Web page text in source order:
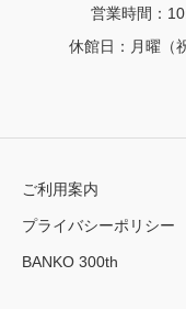
営業時間：
休館日：月曜（
ご利用案内
プライバシーポリシー
BANKO 300th